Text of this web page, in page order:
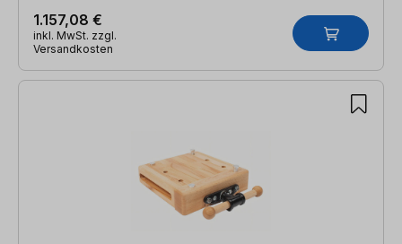
1.157,08 €
inkl. MwSt. zzgl.
Versandkosten